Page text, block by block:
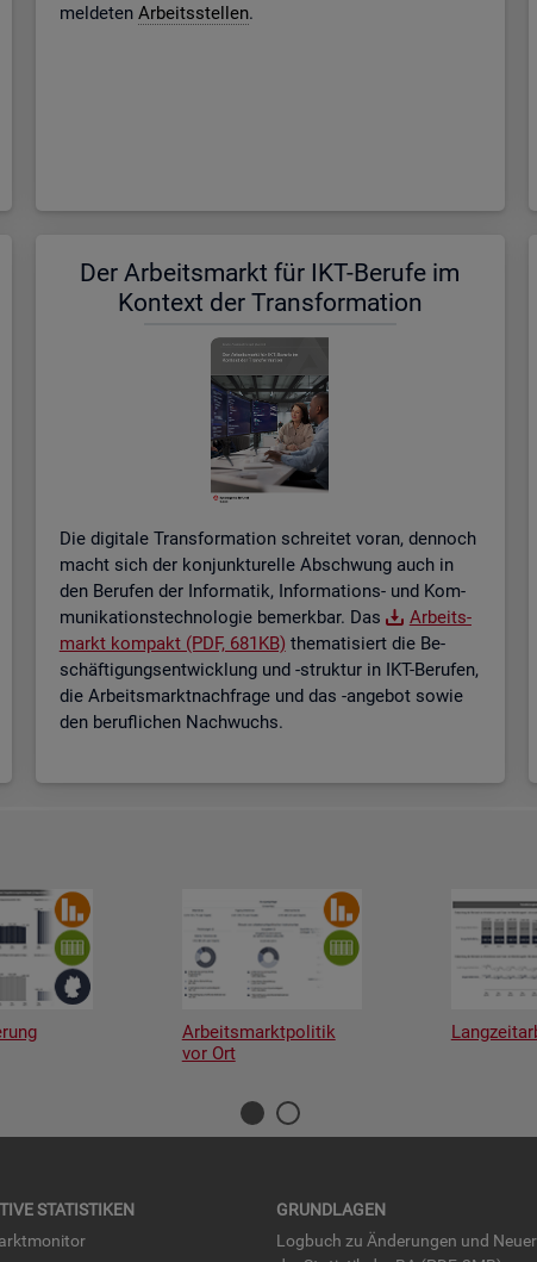
mel­de­ten Ar­beits­stel­len.
Der Ar­beits­markt für IKT-Be­ru­fe im
Kon­text der Trans­for­ma­ti­on
Die di­gi­ta­le Trans­for­ma­ti­on schrei­tet voran, den­noch
macht sich der kon­junk­tu­rel­le Ab­schwung auch in
den Be­ru­fen der In­for­ma­tik, In­for­ma­ti­ons- und Kom­
mu­ni­ka­ti­ons­tech­no­lo­gie be­merk­bar. Das
Ar­beits­
markt kom­pakt (PDF, 681KB) the­ma­ti­siert die Be­
schäf­ti­gungs­ent­wick­lung und -struk­tur in IKT-Be­ru­fen,
die Ar­beits­markt­nach­fra­ge und das -an­ge­bot sowie
den be­ruf­li­chen Nach­wuchs.
Arbeitsmarktpolitik
vor Ort
STA­TIS­TI­KEN
GRUND­LA­GEN
Log­buch zu Än­de­run­gen und